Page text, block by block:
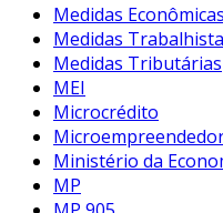
Medidas Econômicas
Medidas
Medidas Tributárias
MEI
Microcrédito
Ministério da
MP